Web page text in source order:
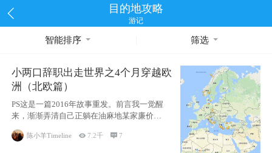
目的地攻略
游记
智能排序 筛选
小两口辞职出走世界之4个月穿越欧
洲（北欧篇）
PS这是一篇2016年故事重发。前言我一觉醒
来，渐渐弄清自己正躺在油麻地某家廉价宾
馆
陈小羊Timeline 7.2千 7